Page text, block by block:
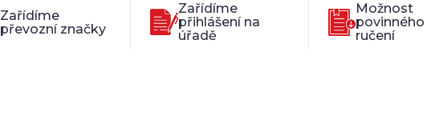
Zařídíme
převozní značky
Zařídíme
přihlášení na
úřadě
Možnost
povinného
ručení